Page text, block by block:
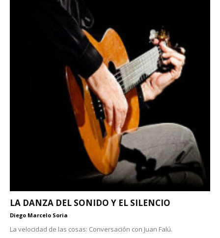
LA DANZA DEL SONIDO Y EL SILENCIO
Diego Marcelo Soria
La velocidad de las cosas: Conversación con Juan Falú.